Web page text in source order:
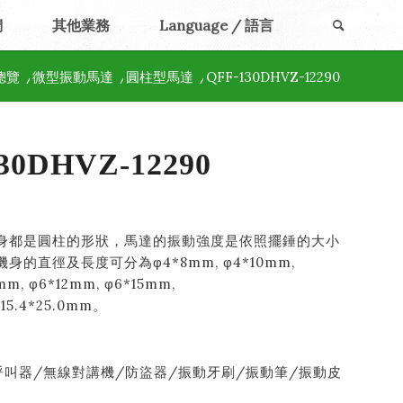
其他業務 Language / 語言
覽 /微型振動馬達 /圓柱型馬達 /QFF-130DHVZ-12290
12290
都是圓柱的形狀，馬達的振動強度是依照擺錘的大小
身的直徑及長度可分為φ4*8mm, φ4*10mm,
φ6*12mm, φ6*15mm,
。
叫器/無線對講機/防盜器/振動牙刷/振動筆/振動皮